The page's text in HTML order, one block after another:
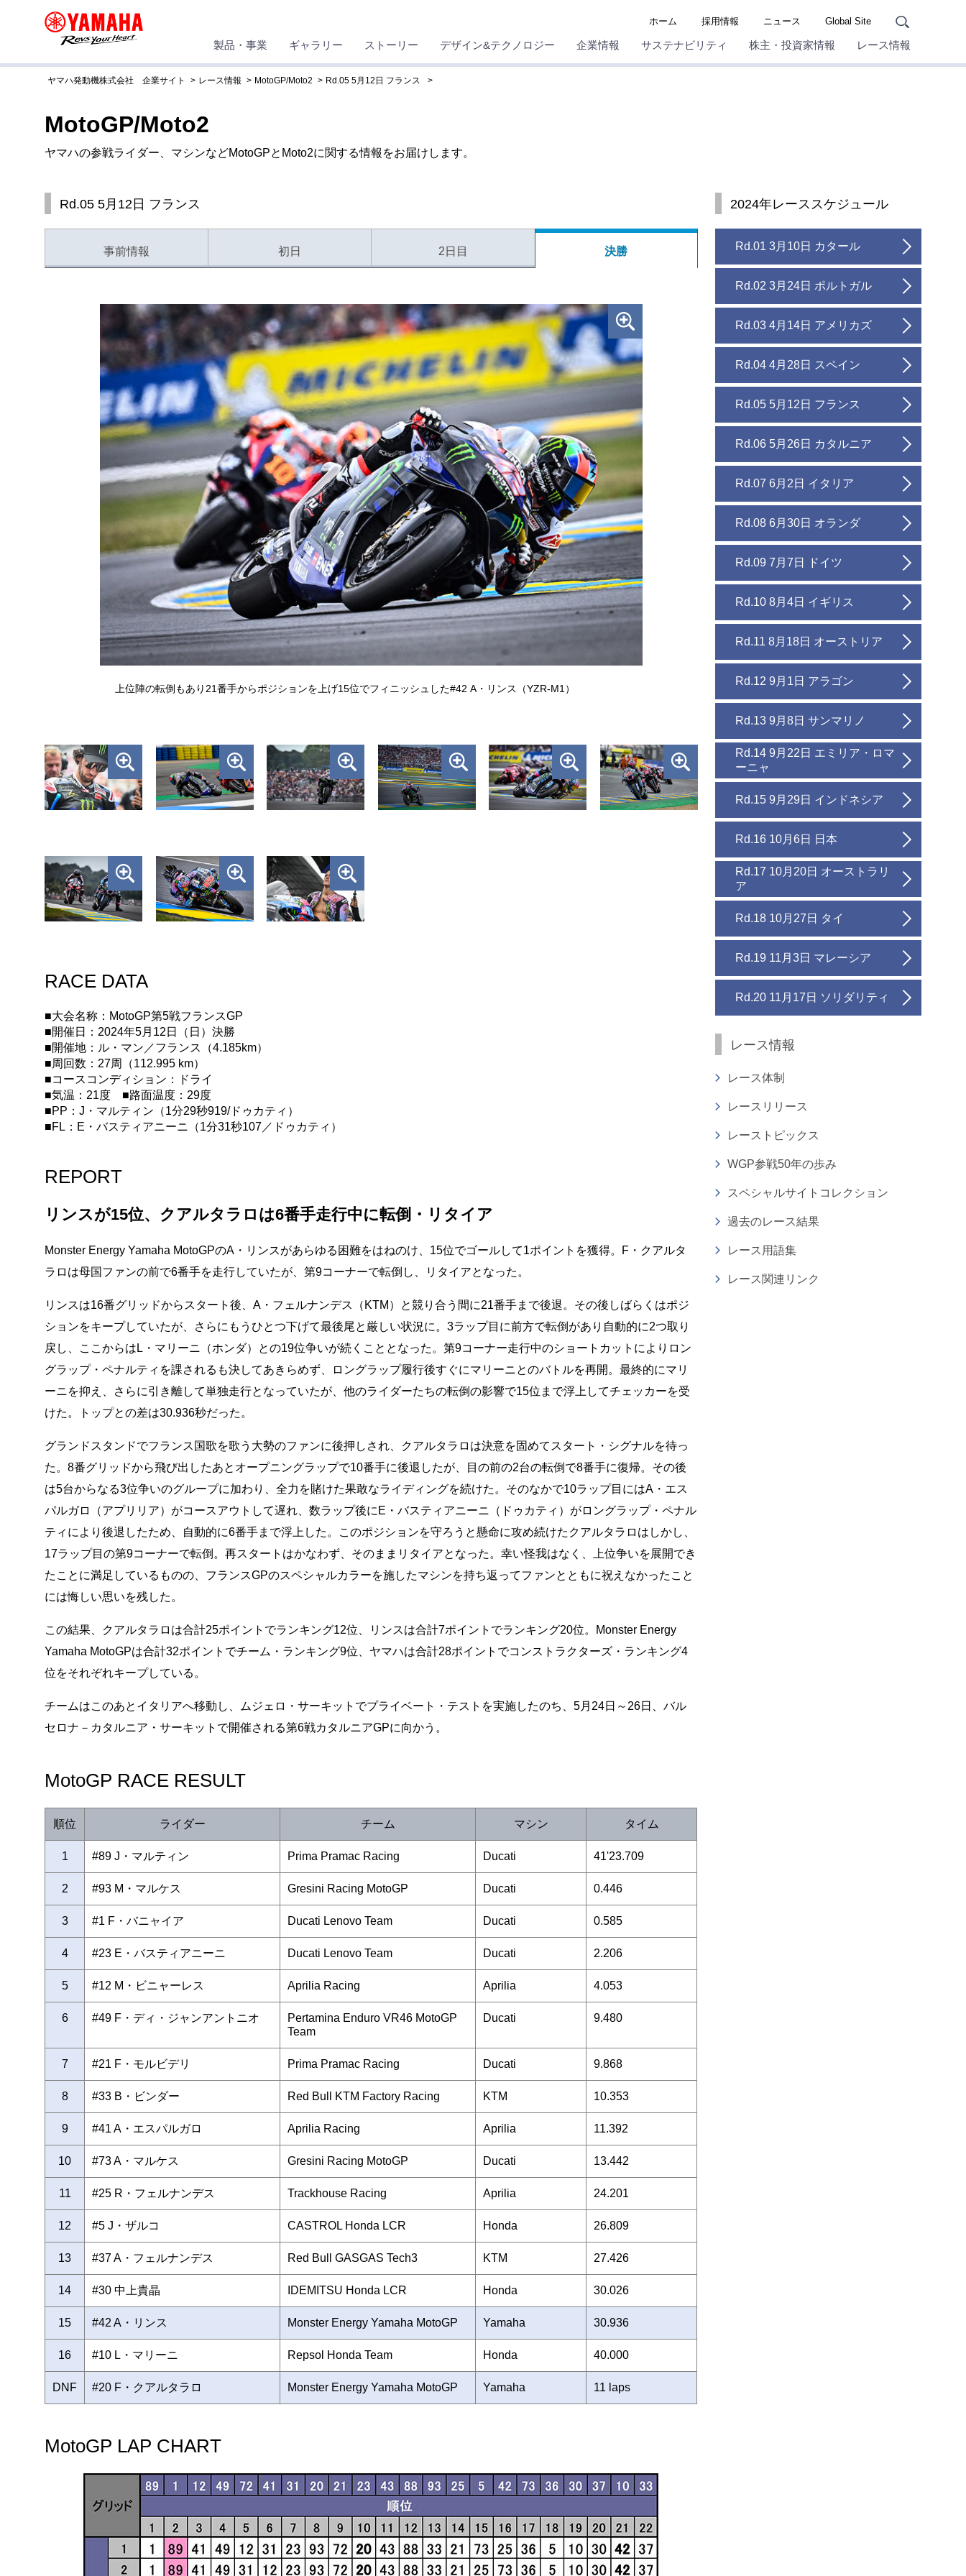
ホーム 採用情報 ニュース Global Site
製品・事業 ギャラリー ストーリー デザイン&テクノロジー 企業情報 サステナビリティ 株主・投資家情報 レース情報
ヤマハ発動機株式会社 企業サイト レース情報 MotoGP/Moto2 Rd.05 5月12日 フランス
MotoGP/Moto2
ヤマハの参戦ライダー、マシンなどMotoGPとMoto2に関する情報をお届けします。
Rd.05 5月12日 フランス
事前情報 初日 2日目 決勝
上位陣の転倒もあり21番手からポジションを上げ15位でフィニッシュした#42 A・リンス（YZR-M1）
RACE DATA
■大会名称：MotoGP第5戦フランスGP
■開催日：2024年5月12日（日）決勝
■開催地：ル・マン／フランス（4.185km）
■周回数：27周（112.995 km）
■コースコンディション：ドライ
■気温：21度 ■路面温度：29度
■PP：J・マルティン（1分29秒919/ドゥカティ）
■FL：E・バスティアニーニ（1分31秒107／ドゥカティ）
REPORT
リンスが15位、クアルタラロは6番手走行中に転倒・リタイア
Monster Energy Yamaha MotoGPのA・リンスがあらゆる困難をはねのけ、15位でゴールして1ポイントを獲得。F・クアルタ
ラロは母国ファンの前で6番手を走行していたが、第9コーナーで転倒し、リタイアとなった。
リンスは16番グリッドからスタート後、A・フェルナンデス（KTM）と競り合う間に21番手まで後退。その後しばらくはポジ
ションをキープしていたが、さらにもうひとつ下げて最後尾と厳しい状況に。3ラップ目に前方で転倒があり自動的に2つ取り
戻し、ここからはL・マリーニ（ホンダ）との19位争いが続くこととなった。第9コーナー走行中のショートカットによりロン
グラップ・ペナルティを課されるも決してあきらめず、ロングラップ履行後すぐにマリーニとのバトルを再開。最終的にマリ
ーニを抑え、さらに引き離して単独走行となっていたが、他のライダーたちの転倒の影響で15位まで浮上してチェッカーを受
けた。トップとの差は30.936秒だった。
グランドスタンドでフランス国歌を歌う大勢のファンに後押しされ、クアルタラロは決意を固めてスタート・シグナルを待っ
た。8番グリッドから飛び出したあとオープニングラップで10番手に後退したが、目の前の2台の転倒で8番手に復帰。その後
は5台からなる3位争いのグループに加わり、全力を賭けた果敢なライディングを続けた。そのなかで10ラップ目にはA・エス
パルガロ（アプリリア）がコースアウトして遅れ、数ラップ後にE・バスティアニーニ（ドゥカティ）がロングラップ・ペナル
ティにより後退したため、自動的に6番手まで浮上した。このポジションを守ろうと懸命に攻め続けたクアルタラロはしかし、
17ラップ目の第9コーナーで転倒。再スタートはかなわず、そのままリタイアとなった。幸い怪我はなく、上位争いを展開でき
たことに満足しているものの、フランスGPのスペシャルカラーを施したマシンを持ち返ってファンとともに祝えなかったこと
には悔しい思いを残した。
この結果、クアルタラロは合計25ポイントでランキング12位、リンスは合計7ポイントでランキング20位。Monster Energy
Yamaha MotoGPは合計32ポイントでチーム・ランキング9位、ヤマハは合計28ポイントでコンストラクターズ・ランキング4
位をそれぞれキープしている。
チームはこのあとイタリアへ移動し、ムジェロ・サーキットでプライベート・テストを実施したのち、5月24日～26日、バル
セロナ－カタルニア・サーキットで開催される第6戦カタルニアGPに向かう。
MotoGP RACE RESULT
順位 ライダー チーム マシン タイム
1 #89 J・マルティン Prima Pramac Racing Ducati 41'23.709
2 #93 M・マルケス Gresini Racing MotoGP Ducati 0.446
3 #1 F・バニャイア Ducati Lenovo Team Ducati 0.585
4 #23 E・バスティアニーニ Ducati Lenovo Team Ducati 2.206
5 #12 M・ビニャーレス Aprilia Racing Aprilia 4.053
6 #49 F・ディ・ジャンアントニオ
Pertamina Enduro VR46 MotoGP
Team
Ducati 9.480
7 #21 F・モルビデリ Prima Pramac Racing Ducati 9.868
8 #33 B・ビンダー Red Bull KTM Factory Racing KTM 10.353
9 #41 A・エスパルガロ Aprilia Racing Aprilia 11.392
10 #73 A・マルケス Gresini Racing MotoGP Ducati 13.442
11 #25 R・フェルナンデス Trackhouse Racing Aprilia 24.201
12 #5 J・ザルコ CASTROL Honda LCR Honda 26.809
13 #37 A・フェルナンデス Red Bull GASGAS Tech3 KTM 27.426
14 #30 中上貴晶 IDEMITSU Honda LCR Honda 30.026
15 #42 A・リンス Monster Energy Yamaha MotoGP Yamaha 30.936
16 #10 L・マリーニ Repsol Honda Team Honda 40.000
DNF #20 F・クアルタラロ Monster Energy Yamaha MotoGP Yamaha 11 laps
MotoGP LAP CHART
2024年レーススケジュール
Rd.01 3月10日 カタール
Rd.02 3月24日 ポルトガル
Rd.03 4月14日 アメリカズ
Rd.04 4月28日 スペイン
Rd.05 5月12日 フランス
Rd.06 5月26日 カタルニア
Rd.07 6月2日 イタリア
Rd.08 6月30日 オランダ
Rd.09 7月7日 ドイツ
Rd.10 8月4日 イギリス
Rd.11 8月18日 オーストリア
Rd.12 9月1日 アラゴン
Rd.13 9月8日 サンマリノ
Rd.14 9月22日 エミリア・ロマ
ーニャ
Rd.15 9月29日 インドネシア
Rd.16 10月6日 日本
Rd.17 10月20日 オーストラリ
ア
Rd.18 10月27日 タイ
Rd.19 11月3日 マレーシア
Rd.20 11月17日 ソリダリティ
レース情報
レース体制
レースリリース
レーストピックス
WGP参戦50年の歩み
スペシャルサイトコレクション
過去のレース結果
レース用語集
レース関連リンク